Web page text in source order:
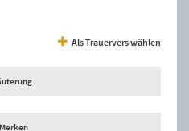
Als Trauervers wählen